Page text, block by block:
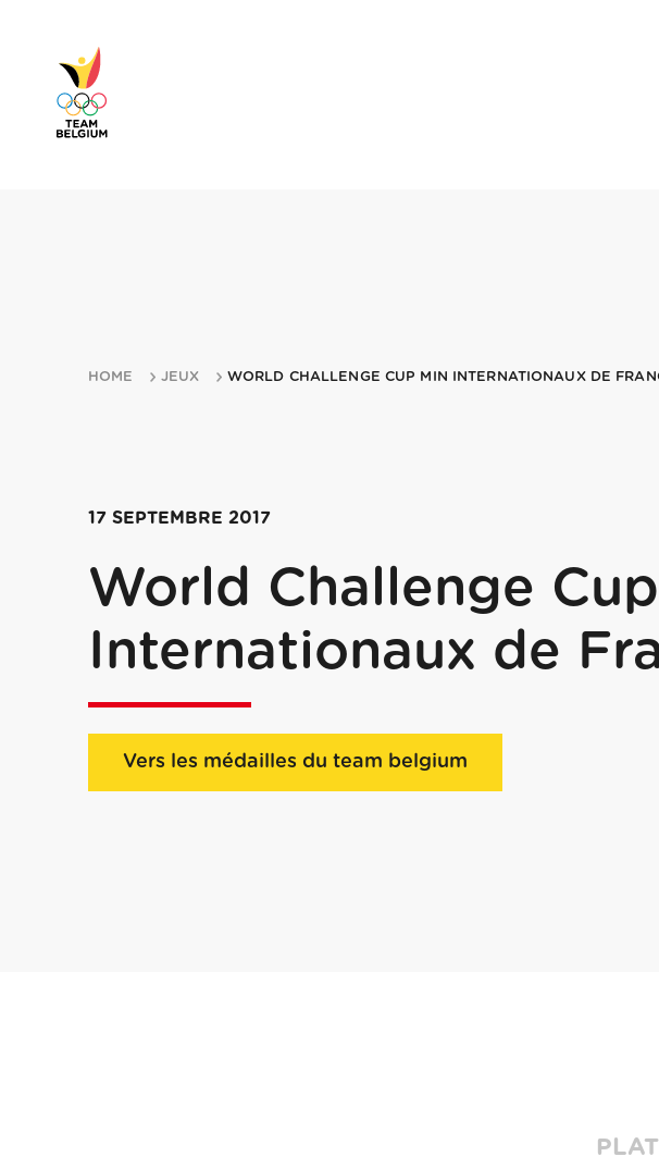
HOME JEUX WORLD CHALLENGE CUP MIN INTERNATIONAUX DE
17 SEPTEMBRE 2017
World Challenge
Internationaux de
Vers les médailles du team belgium